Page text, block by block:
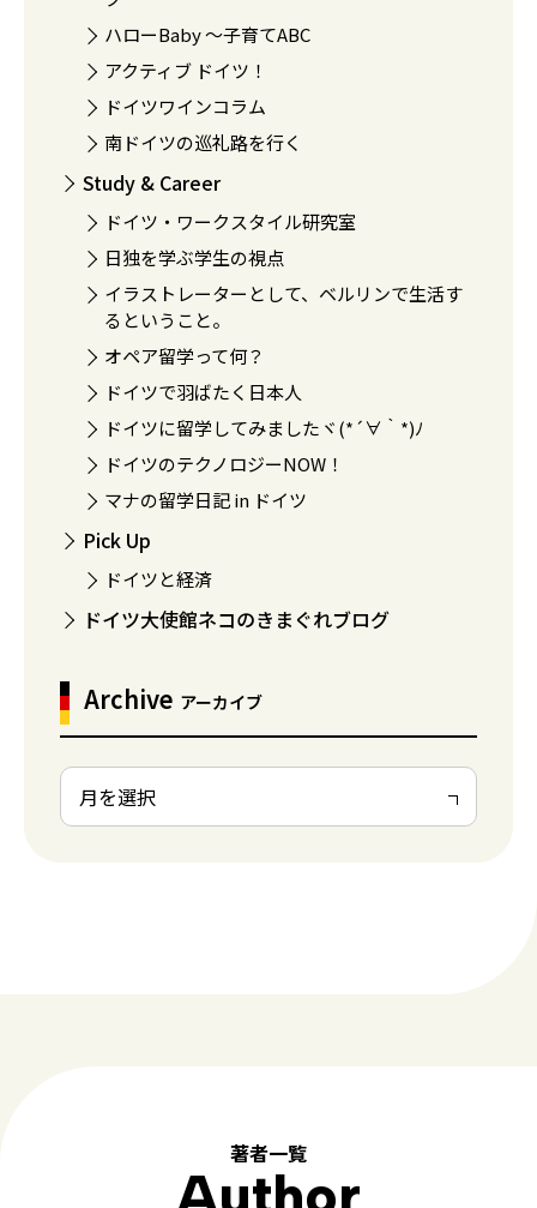
ハローBaby 〜子育てABC
アクティブ ドイツ！
ドイツワインコラム
南ドイツの巡礼路を行く
Study & Career
ドイツ・ワークスタイル研究室
日独を学ぶ学生の視点
イラストレーターとして、ベルリンで生活す
るということ。
オペア留学って何？
ドイツで羽ばたく日本人
ドイツに留学してみましたヾ(*´∀｀*)ﾉ
ドイツのテクノロジーNOW！
マナの留学日記 in ドイツ
Pick Up
ドイツと経済
ドイツ大使館ネコのきまぐれブログ
Archive アーカイブ
著者一覧